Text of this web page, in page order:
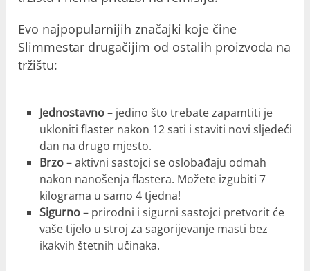
Evo najpopularnijih značajki koje čine
Slimmestar drugačijim od ostalih proizvoda na
tržištu:
Jednostavno– jedino što trebate zapamtiti je
ukloniti flaster nakon 12 sati i staviti novi sljedeći
dan na drugo mjesto.
Brzo– aktivni sastojci se oslobađaju odmah
nakon nanošenja flastera. Možete izgubiti 7
kilograma u samo 4 tjedna!
Sigurno– prirodni i sigurni sastojci pretvorit će
vaše tijelo u stroj za sagorijevanje masti bez
ikakvih štetnih učinaka.